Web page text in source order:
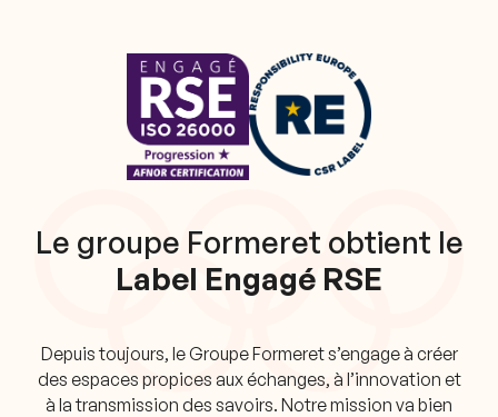
Le groupe Formeret obtient le
Label Engagé RSE
Depuis toujours, le Groupe Formeret s’engage à créer
des espaces propices aux échanges, à l’innovation et
à la transmission des savoirs. Notre mission va bien